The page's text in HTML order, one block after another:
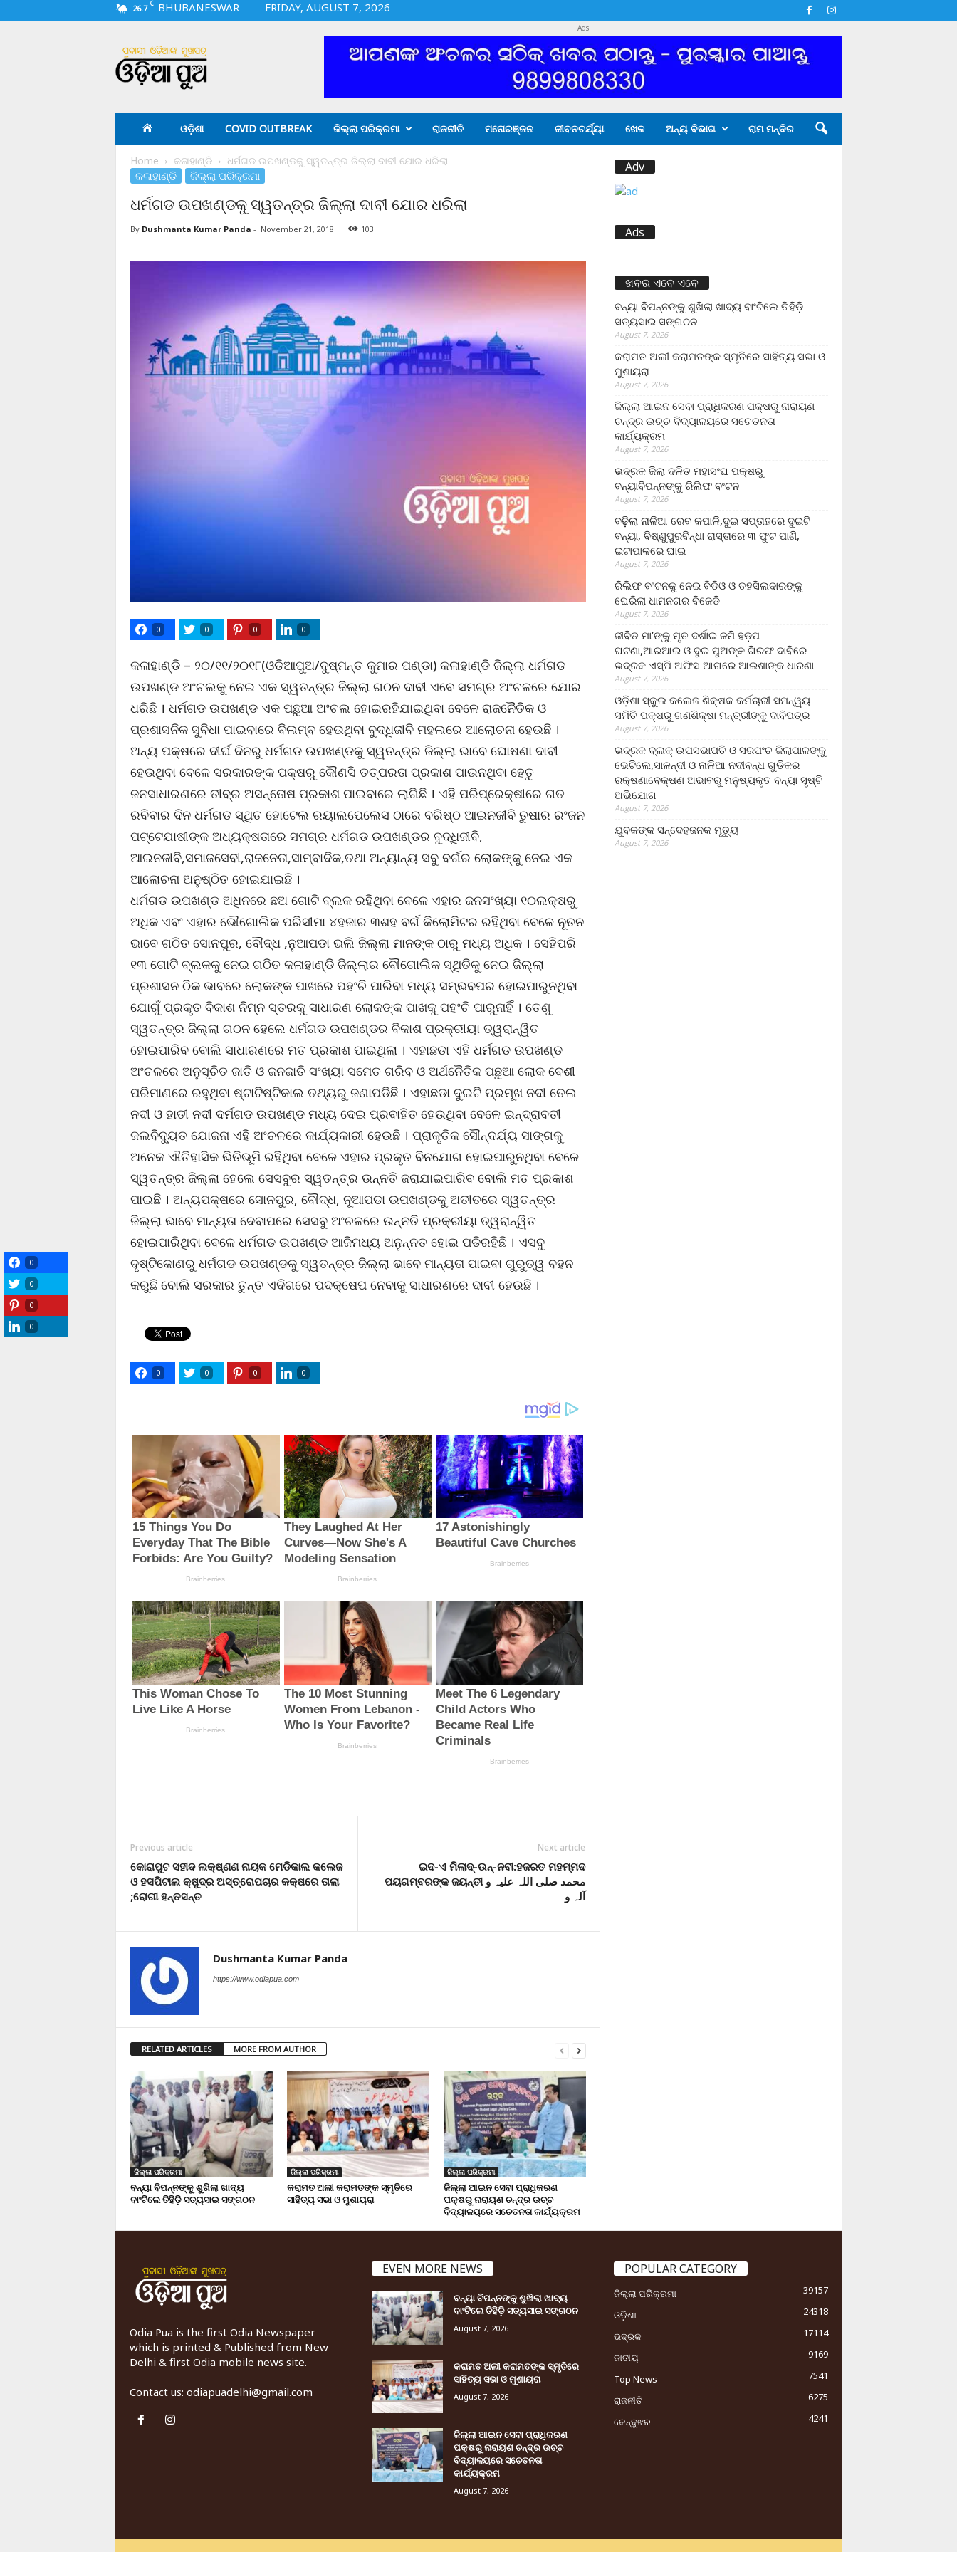
26.7 C BHUBANESWAR
FRIDAY, AUGUST 7, 2026
i
a
Ads
ଓଡ଼ିଶା COVID OUTBREAK ଜିଲ୍ଲା ପରିକ୍ରମା ରାଜନୀତି ମନୋରଞ୍ଜନ ଜୀବନଚର୍ଯ୍ୟା ଖେଳ ଅନ୍ୟ ବିଭାଗ ରାମ ମନ୍ଦିର
Home କଳାହାଣ୍ଡି ଧର୍ମଗଡ ଉପଖଣ୍ଡକୁ ସ୍ୱତନ୍ତ୍ର ଜିଲ୍ଲା ଦାବୀ ଯୋର ଧରିଲା
କଳାହାଣ୍ଡି ଜିଲ୍ଲା ପରିକ୍ରମା
ଧର୍ମଗଡ ଉପଖଣ୍ଡକୁ ସ୍ୱତନ୍ତ୍ର ଜିଲ୍ଲା ଦାବୀ ଯୋର ଧରିଲା
By Dushmanta Kumar Panda - November 21, 2018 103
0 0 0 0
କଳାହାଣ୍ଡି – ୨୦/୧୧/୨୦୧୮(ଓଡିଆପୁଅ/ଦୁଷ୍ମନ୍ତ କୁମାର ପଣ୍ଡା) କଳାହାଣ୍ଡି ଜିଲ୍ଲା ଧର୍ମଗଡ
ଉପଖଣ୍ଡ ଅଂଚଲକୁ ନେଇ ଏକ ସ୍ୱତନ୍ତ୍ର ଜିଲ୍ଲା ଗଠନ ଦାବୀ ଏବେ ସମଗ୍ର ଅଂଚଳରେ ଯୋର
ଧରିଛି । ଧର୍ମଗଡ ଉପଖଣ୍ଡ ଏକ ପଛୁଆ ଅଂଚଲ ହୋଇରହିଯାଇଥିବା ବେଳେ ରାଜନୈତିକ ଓ
ପ୍ରଶାସନିକ ସୁବିଧା ପାଇବାରେ ବିଲମ୍ବ ହେଉଥିବା ବୁଦ୍ଧିଜୀବି ମହଲରେ ଆଲୋଚନା ହେଉଛି ।
ଅନ୍ୟ ପକ୍ଷରେ ଦୀର୍ଘ ଦିନରୁ ଧର୍ମଗଡ ଉପଖଣ୍ଡକୁ ସ୍ୱତନ୍ତ୍ର ଜିଲ୍ଲା ଭାବେ ଘୋଷଣା ଦାବୀ
ହେଉଥିବା ବେଳେ ସରକାରଙ୍କ ପକ୍ଷରୁ କୌଣସି ତତ୍ପରତା ପ୍ରକାଶ ପାଉନଥିବା ହେତୁ
ଜନସାଧାରଣରେ ତୀବ୍ର ଅସନ୍ତୋଷ ପ୍ରକାଶ ପାଇବାରେ ଲାଗିଛି । ଏହି ପରିପ୍ରେକ୍ଷୀରେ ଗତ
ରବିବାର ଦିନ ଧର୍ମଗଡ ସ୍ଥିତ ହୋଟେଲ ରୟାଲପେଲେସ ଠାରେ ବରିଷ୍ଠ ଆଇନଜୀବି ତୁଷାର ରଂଜନ
ପଟ୍ଟେଯାଷୀଙ୍କ ଅଧ୍ୟକ୍ଷତାରେ ସମଗ୍ର ଧର୍ମଗଡ ଉପଖଣ୍ଡର ବୁଦ୍ଧିଜୀବି,
ଆଇନଜୀବି,ସମାଜସେବୀ,ରାଜନେତା,ସାମ୍ବାଦିକ,ତଥା ଅନ୍ୟାନ୍ୟ ସବୁ ବର୍ଗର ଲୋକଙ୍କୁ ନେଇ ଏକ
ଆଲୋଚନା ଅନୁଷ୍ଠିତ ହୋଇଯାଇଛି ।
ଧର୍ମଗଡ ଉପଖଣ୍ଡ ଅଧିନରେ ଛଅ ଗୋଟି ବ୍ଲକ ରହିଥିବା ବେଳେ ଏହାର ଜନସଂଖ୍ୟା ୧୦ଲକ୍ଷରୁ
ଅଧିକ ଏବଂ ଏହାର ଭୌଗୋଲିକ ପରିସୀମା ୪ହଜାର ୩ଶହ ବର୍ଗ କିଲୋମିଟର ରହିଥିବା ବେଳେ ନୂତନ
ଭାବେ ଗଠିତ ସୋନପୁର, ବୌଦ୍ଧ ,ନୁଆପଡା ଭଲି ଜିଲ୍ଲା ମାନଙ୍କ ଠାରୁ ମଧ୍ୟ ଅଧିକ । ସେହିପରି
୧୩ ଗୋଟି ବ୍ଲକକୁ ନେଇ ଗଠିତ କଳାହାଣ୍ଡି ଜିଲ୍ଲାର ବୌଗୋଲିକ ସ୍ଥିତିକୁ ନେଇ ଜିଲ୍ଲା
ପ୍ରଶାସନ ଠିକ ଭାବରେ ଲୋକଙ୍କ ପାଖରେ ପହଂଚି ପାରିବା ମଧ୍ୟ ସମ୍ଭବପର ହୋଇପାରୁନଥିବା
ଯୋଗୁଁ ପ୍ରକୃତ ବିକାଶ ନିମ୍ନ ସ୍ତରକୁ ସାଧାରଣ ଲୋକଙ୍କ ପାଖକୁ ପହଂଚି ପାରୁନାହିଁ । ତେଣୁ
ସ୍ୱତନ୍ତ୍ର ଜିଲ୍ଲା ଗଠନ ହେଲେ ଧର୍ମଗଡ ଉପଖଣ୍ଡର ବିକାଶ ପ୍ରକ୍ରୀୟା ତ୍ୱରାନ୍ୱିତ
ହୋଇପାରିବ ବୋଲି ସାଧାରଣରେ ମତ ପ୍ରକାଶ ପାଇଥିଲା । ଏହାଛଡା ଏହି ଧର୍ମଗଡ ଉପଖଣ୍ଡ
ଅଂଚଳରେ ଅନୁସୂଚିତ ଜାତି ଓ ଜନଜାତି ସଂଖ୍ୟା ସମେତ ଗରିବ ଓ ଅର୍ଥନୈତିକ ପଛୁଆ ଲୋକ ବେଶୀ
ପରିମାଣରେ ରହୁଥିବା ଷ୍ଟାଟିଷ୍ଟିକାଲ ତଥ୍ୟରୁ ଜଣାପଡିଛି । ଏହାଛଡା ଦୁଇଟି ପ୍ରମୂଖ ନଦୀ ତେଲ
ନଦୀ ଓ ହାତୀ ନଦୀ ଦର୍ମଗଡ ଉପଖଣ୍ଡ ମଧ୍ୟ ଦେଇ ପ୍ରବାହିତ ହେଉଥିବା ବେଳେ ଇନ୍ଦ୍ରାବତୀ
ଜଲବିଦୁ୍ୟତ ଯୋଜନା ଏହି ଅଂଚଳରେ କାର୍ଯ୍ୟକାରୀ ହେଉଛି । ପ୍ରାକୃତିକ ସୌନ୍ଦର୍ଯ୍ୟ ସାଙ୍ଗକୁ
ଅନେକ ଐତିହାସିକ ଭିତିଭୂମି ରହିଥିବା ବେଳେ ଏହାର ପ୍ରକୃତ ବିନଯୋଗ ହୋଇପାରୁନଥିବା ବେଳେ
ସ୍ୱତନ୍ତ୍ର ଜିଲ୍ଲା ହେଲେ ସେସବୁର ସ୍ୱତନ୍ତ୍ର ଉନ୍ନତି ଜରାଯାଇପାରିବ ବୋଲି ମତ ପ୍ରକାଶ
ପାଇଛି । ଅନ୍ୟପକ୍ଷରେ ସୋନପୁର, ବୌଦ୍ଧ, ନୂଆପଡା ଉପଖଣ୍ଡକୁ ଅତୀତରେ ସ୍ୱତନ୍ତ୍ର
ଜିଲ୍ଲା ଭାବେ ମାନ୍ୟତା ଦେବାପରେ ସେସବୁ ଅଂଚଳରେ ଉନ୍ନତି ପ୍ରକ୍ରୀୟା ତ୍ୱରାନ୍ୱିତ
ହୋଇପାରିଥିବା ବେଳେ ଧର୍ମଗଡ ଉପଖଣ୍ଡ ଆଜିମଧ୍ୟ ଅନୁନ୍ନତ ହୋଇ ପଡିରହିଛି । ଏସବୁ
ଦୃଷ୍ଟିକୋଣରୁ ଧର୍ମଗଡ ଉପଖଣ୍ଡକୁ ସ୍ୱତନ୍ତ୍ର ଜିଲ୍ଲା ଭାବେ ମାନ୍ୟତା ପାଇବା ଗୁରୁତ୍ୱ ବହନ
କରୁଛି ବୋଲି ସରକାର ତୁନ୍ତ ଏଦିଗରେ ପଦକ୍ଷେପ ନେବାକୁ ସାଧାରଣରେ ଦାବୀ ହେଉଛି ।
0 0 0 0
Previous article
କୋରାପୁଟ ସହୀଦ ଲକ୍ଷ୍ଣଣ ନାୟକ ମେଡିକାଲ କଲେଜ
ଓ ହସପିଟାଲ କ୍ଷୁଦ୍ର ଅସ୍ତ୍ରୋପଚାର କକ୍ଷରେ ତାଲା
;ରୋଗୀ ହନ୍ତସନ୍ତ
Next article
ଇଦ-ଏ ମିଲାଦ୍-ଉନ୍-ନବୀ:ହଜରତ ମହମ୍ମଦ
ପୟଗମ୍ବରଙ୍କ ଜୟନ୍ତୀ محمد صلی اللہ علیہ و
آلہ و
Dushmanta Kumar Panda
https://www.odiapua.com
RELATED ARTICLES MORE FROM AUTHOR
ଜିଲ୍ଲା ପରିକ୍ରମା
ବନ୍ୟା ବିପନ୍ନଙ୍କୁ ଶୁଖିଲା ଖାଦ୍ୟ
ବାଂଟିଲେ ତିହିଡି଼ ସତ୍ୟସାଇ ସଙ୍ଗଠନ
ଜିଲ୍ଲା ପରିକ୍ରମା
କରାମତ ଅଲୀ କରାମତଙ୍କ ସ୍ମୃତିରେ
ସାହିତ୍ୟ ସଭା ଓ ମୁଶାୟରା
ଜିଲ୍ଲା ପରିକ୍ରମା
ଜିଲ୍ଲା ଆଇନ ସେବା ପ୍ରାଧିକରଣ
ପକ୍ଷରୁ ନାରାୟଣ ଚନ୍ଦ୍ର ଉଚ୍ଚ
ବିଦ୍ୟାଳୟରେ ସଚେତନତା କାର୍ଯ୍ୟକ୍ରମ
Adv
Ads
ଖବର ଏବେ ଏବେ
ବନ୍ୟା ବିପନ୍ନଙ୍କୁ ଶୁଖିଲା ଖାଦ୍ୟ ବାଂଟିଲେ ତିହିଡି଼
ସତ୍ୟସାଇ ସଙ୍ଗଠନ
August 7, 2026
କରାମତ ଅଲୀ କରାମତଙ୍କ ସ୍ମୃତିରେ ସାହିତ୍ୟ ସଭା ଓ
ମୁଶାୟରା
August 7, 2026
ଜିଲ୍ଲା ଆଇନ ସେବା ପ୍ରାଧିକରଣ ପକ୍ଷରୁ ନାରାୟଣ
ଚନ୍ଦ୍ର ଉଚ୍ଚ ବିଦ୍ୟାଳୟରେ ସଚେତନତା
କାର୍ଯ୍ୟକ୍ରମ
August 7, 2026
ଭଦ୍ରକ ଜିଲା ଦଳିତ ମହାସଂଘ ପକ୍ଷରୁ
ବନ୍ୟାବିପନ୍ନଙ୍କୁ ରିଲିଫ ବଂଟନ
August 7, 2026
ବଢ଼ିଲା ନାଳିଆ ରେବ କପାଳି,ଦୁଇ ସପ୍ତାହରେ ଦୁଇଟି
ବନ୍ୟା, ବିଷ୍ଣୁପୁରବିନ୍ଧା ରାସ୍ତାରେ ୩ ଫୁଟ ପାଣି,
ଇଟାପାଳରେ ଘାଇ
August 7, 2026
ରିଲିଫ ବଂଟନକୁ ନେଇ ବିଡିଓ ଓ ତହସିଲଦାରଙ୍କୁ
ଘେରିଲା ଧାମନଗର ବିଜେଡି
August 7, 2026
ଜୀବିତ ମା’ଙ୍କୁ ମୃତ ଦର୍ଶାଇ ଜମି ହଡ଼ପ
ଘଟଣା,ଆରଆଇ ଓ ଦୁଇ ପୁଅଙ୍କ ଗିରଫ ଦାବିରେ
ଭଦ୍ରକ ଏସ୍‌ପି ଅଫିସ ଆଗରେ ଆଇଶାଙ୍କ ଧାରଣା
August 7, 2026
ଓଡ଼ିଶା ସ୍କୁଲ କଲେଜ ଶିକ୍ଷକ କର୍ମଚାରୀ ସମନ୍ୱୟ
ସମିତି ପକ୍ଷରୁ ଗଣଶିକ୍ଷା ମନ୍ତ୍ରୀଙ୍କୁ ଦାବିପତ୍ର
August 7, 2026
ଭଦ୍ରକ ବ୍ଲକ୍ ଉପସଭାପତି ଓ ସରପଂଚ ଜିଲାପାଳଙ୍କୁ
ଭେଟିଲେ,ସାଳନ୍ଦୀ ଓ ନାଳିଆ ନଦୀବନ୍ଧ ଗୁଡିକର
ରକ୍ଷଣାବେକ୍ଷଣ ଅଭାବରୁ ମନୁଷ୍ୟକୃତ ବନ୍ୟା ସୃଷ୍ଟି
ଅଭିଯୋଗ
August 7, 2026
ଯୁବକଙ୍କ ସନ୍ଦେହଜନକ ମୃତ୍ୟୁ
August 7, 2026
Odia Pua is the first Odia Newspaper
which is printed & Published from New
Delhi & first Odia mobile news site.
Contact us: odiapuadelhi@gmail.com
EVEN MORE NEWS
ବନ୍ୟା ବିପନ୍ନଙ୍କୁ ଶୁଖିଲା ଖାଦ୍ୟ
ବାଂଟିଲେ ତିହିଡି଼ ସତ୍ୟସାଇ ସଙ୍ଗଠନ
August 7, 2026
କରାମତ ଅଲୀ କରାମତଙ୍କ ସ୍ମୃତିରେ
ସାହିତ୍ୟ ସଭା ଓ ମୁଶାୟରା
August 7, 2026
ଜିଲ୍ଲା ଆଇନ ସେବା ପ୍ରାଧିକରଣ
ପକ୍ଷରୁ ନାରାୟଣ ଚନ୍ଦ୍ର ଉଚ୍ଚ
ବିଦ୍ୟାଳୟରେ ସଚେତନତା
କାର୍ଯ୍ୟକ୍ରମ
August 7, 2026
POPULAR CATEGORY
ଜିଲ୍ଲା ପରିକ୍ରମା
39157
ଓଡ଼ିଶା
24318
ଭଦ୍ରକ
17114
ଜାତୀୟ
9169
Top News
7541
ରାଜନୀତି
6275
କେନ୍ଦୁଝର
4241
0
0
0
0